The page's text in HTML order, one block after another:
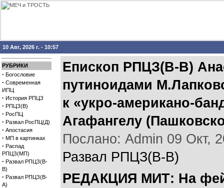
10 Авг, 2026 г. - 10:57
РУБРИКИ
· Богословие
· Современная
ИПЦ
· История РПЦЗ
· РПЦЗ(В)
· РосПЦ
· Развал РосПЦ(Д)
· Апостасия
· МП в картинках
· Распад
РПЦЗ(МП)
· Развал РПЦЗ(В-
В)
· Развал РПЦЗ(В-
А)
Епископ РПЦЗ(В-В)
путиноидами
к «укро-американо-
Агафангелу
Послано: Admin 09 Окт,
Развал РПЦЗ(В-В)
РЕДАКЦИЯ МИТ: На